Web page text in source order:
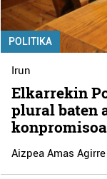
POLITIKA
Irun
Elkarrekin
plural baten
Aizpea Amas Agirre